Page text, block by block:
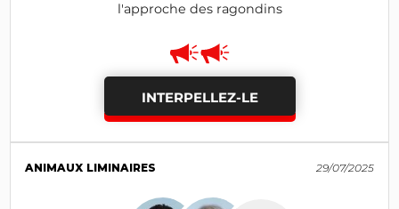
l'approche des ragondins
INTERPELLEZ-LE
ANIMAUX LIMINAIRES 29/07/2025